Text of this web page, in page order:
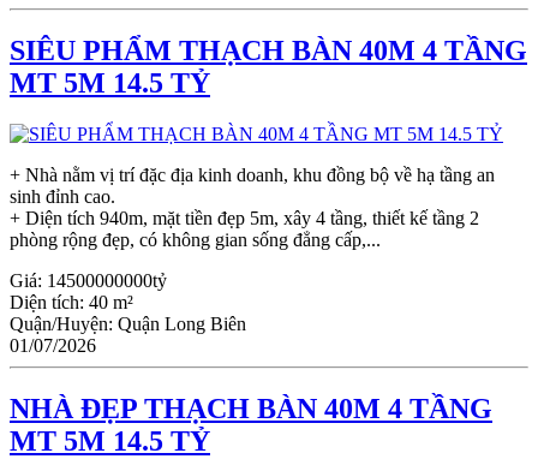
SIÊU PHẨM THẠCH BÀN 40M 4 TẦNG
MT 5M 14.5 TỶ
+ Nhà nằm vị trí đặc địa kinh doanh, khu đồng bộ về hạ tầng an
sinh đỉnh cao.
+ Diện tích 940m, mặt tiền đẹp 5m, xây 4 tầng, thiết kế tầng 2
phòng rộng đẹp, có không gian sống đẳng cấp,...
Giá: 14500000000tỷ
Diện tích: 40 m²
Quận/Huyện: Quận Long Biên
01/07/2026
NHÀ ĐẸP THẠCH BÀN 40M 4 TẦNG
MT 5M 14.5 TỶ